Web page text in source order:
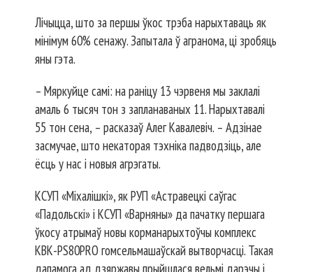
Лічыцца, што за першы ўкос трэба нарыхтаваць як
мінімум 60% сенажу. Запытала ў агранома, ці зробяць
яны гэта.
– Мяркуйце самі: на раніцу 13 чэрвеня мы заклалі
амаль 6 тысяч тон з запланаваных 11. Нарыхтавалі
55 тон сена, – расказаў Алег Кавалевіч. – Адзінае
засмучае, што некаторая тэхніка падводзіць, але
ёсць у нас і новыя агрэгаты.
КСУП «Міхалішкі», як РУП «Астравецкі саўгас
«Падольскі» і КСУП «Варняны» да пачатку першага
ўкосу атрымаў новы корманарыхтоўчы комплекс
КВК-РS80РRО гомсельмашаўскай вытвор­часці. Такая